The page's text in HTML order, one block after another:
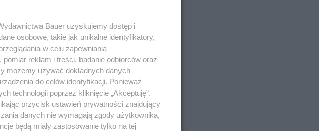
polepsza
Bauer uzyskujemy dostęp i
osobowe, takie jak unikalne identyfikatory,
w celu zapewniania
reklam i treści, badanie odbiorców oraz
możemy używać dokładnych danych
do celów identyfikacji. Ponieważ
technologii poprzez kliknięcie „Akceptuję”.
przycisk ustawień prywatności znajdujący
danych nie wymagają zgody użytkownika,
będą miały zastosowanie tylko na tej